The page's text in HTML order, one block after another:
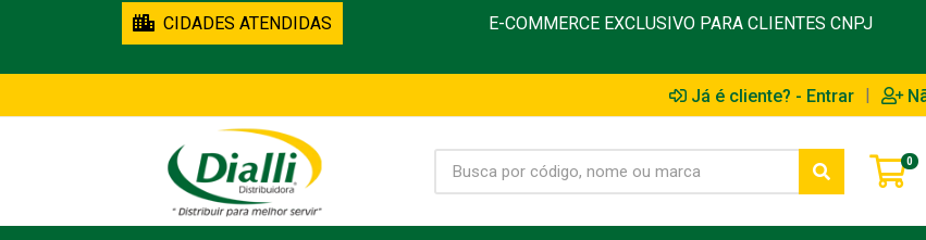
CIDADES ATENDIDAS E-COMMERCE EXCLUSIVO PARA CLIENTES CNPJ
Já é cliente? - Entrar |
0